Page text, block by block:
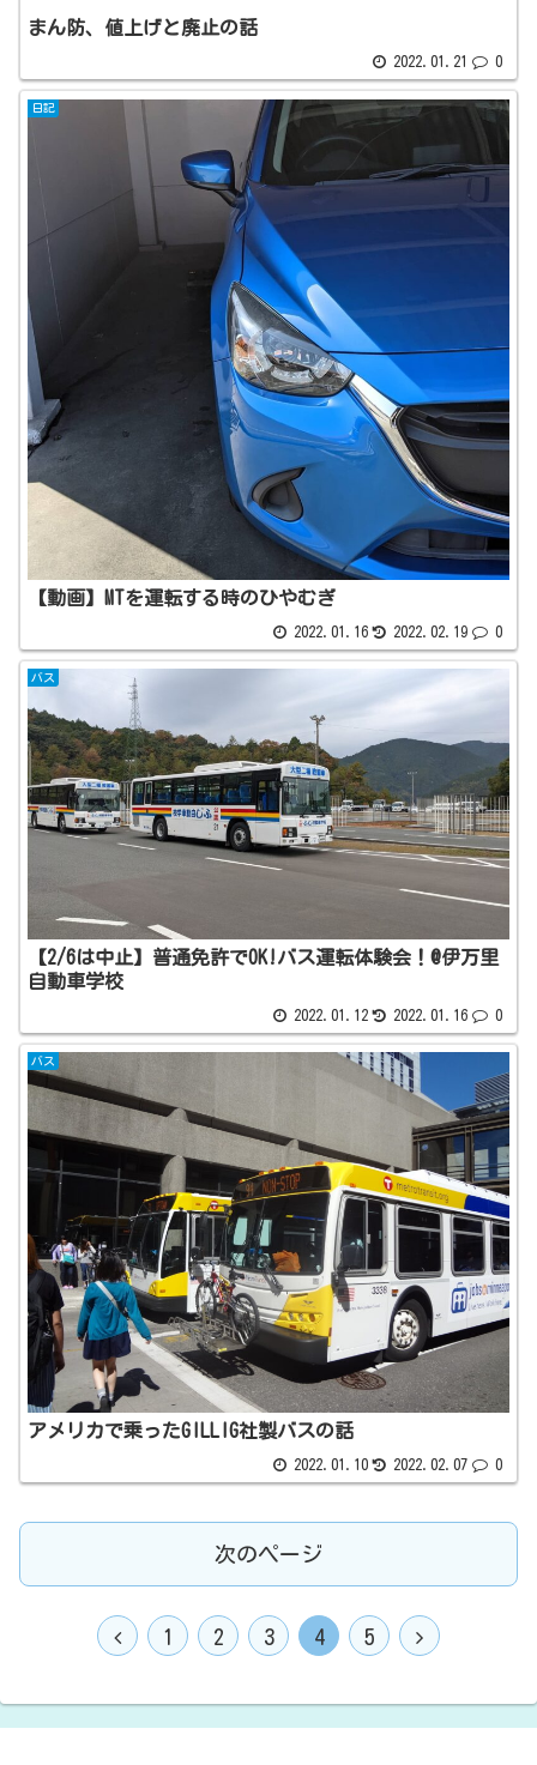
まん防、値上げと廃止の話
2022.01.21 0
日記
【動画】MTを運転する時のひやむぎ
2022.01.16 2022.02.19 0
バス
【2/6は中止】普通免許でOK!バス運転体験会！@伊万里
自動車学校
2022.01.12 2022.01.16 0
バス
アメリカで乗ったGILLIG社製バスの話
2022.01.10 2022.02.07 0
次のページ
1 2 3 4 5